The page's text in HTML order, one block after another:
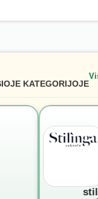
KATEGORIJOJE